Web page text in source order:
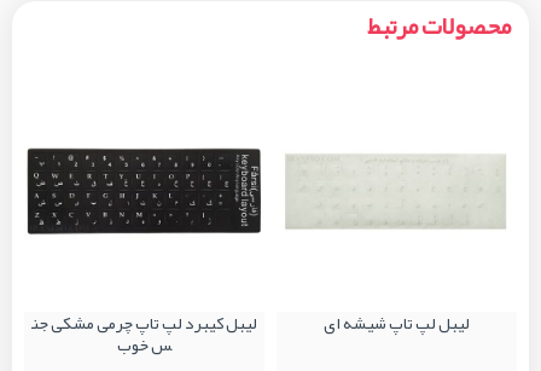
محصولات مرتبط
لیبل لپ تاپ شیشه ای
لیبل کیبرد لپ تاپ چرمی مشکی جن
س خوب